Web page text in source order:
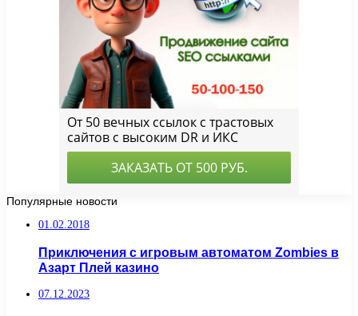
Популярные новости
01.02.2018
Приключения с игровым автоматом Zombies в
Азарт Плей казино
07.12.2023